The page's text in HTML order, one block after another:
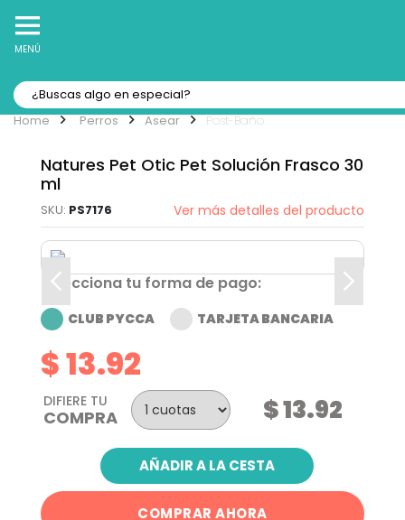
MENÚ
Perros Asear Post-Baño
Natures Pet Otic Pet Solución Frasco 30
ml
PS7176 Ver más detalles del producto
Selecciona tu forma de pago:
CLUB PYCCA TARJETA BANCARIA
$ 13.92
DIFIERE TU
COMPRA $ 13.92
AÑADIR A LA CESTA
COMPRAR